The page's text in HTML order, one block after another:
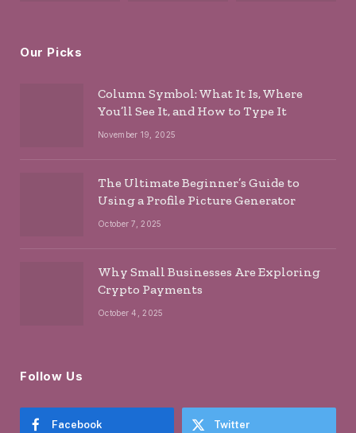
Our Picks
Column Symbol: What It Is, Where
You’ll See It, and How to Type It
November 19, 2025
The Ultimate Beginner’s Guide to
Using a Profile Picture Generator
October 7, 2025
Why Small Businesses Are Exploring
Crypto Payments
October 4, 2025
Follow Us
Facebook Twitter